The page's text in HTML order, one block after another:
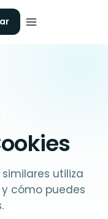
utiliza
y cómo puedes